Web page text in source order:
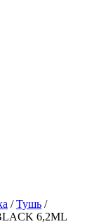
/Тушь /
6,2ML